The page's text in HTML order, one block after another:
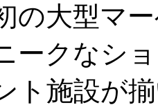
の大型マ
ークなシ
ト施設が